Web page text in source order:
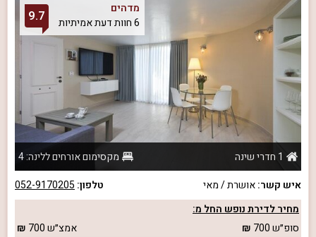
מדהים
6 חוות דעת אמיתיות
9.7
1 חדרי שינה
מקסימום אורחים ללינה: 4
איש קשר:אושרת / מאי טלפון: 052-9170205
מחיר לדירת נופש החל מ:
סופ״ש700 אמצ״ש700